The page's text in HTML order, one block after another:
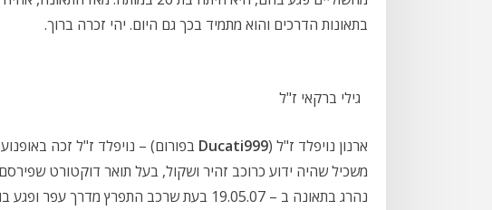
בתאונות הדרכים והוא מתמיד בכך גם היום. יהי זכרה ברוך.
גילי ברקאי ז"ל
ארנון נויפלד ז"ל (Ducati999 בפורום) – נויפלד ז"ל זכה
משכיל שהיה ידוע כרוכב זהיר ושקול, בעל תואר דוקטורט